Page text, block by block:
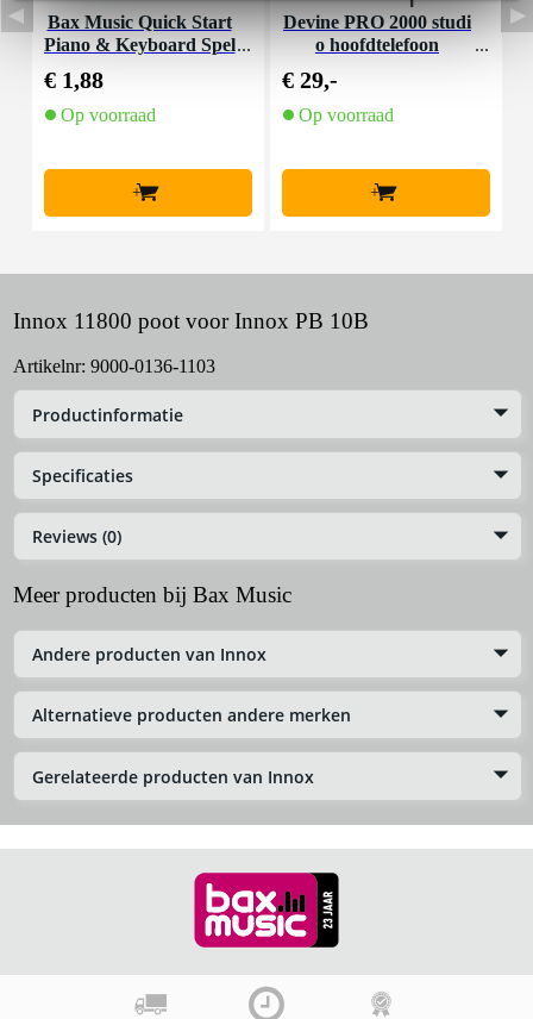
Bax Music Quick Start
Piano & Keyboard Spel
€ 1,88
Op voorraad
+
Devine PRO 2000 studi
o hoofdtelefoon
€ 29,-
Op voorraad
+
Innox 11800 poot voor Innox PB 10B
Artikelnr: 9000-0136-1103
Productinformatie
Specificaties
Reviews (0)
Meer producten bij Bax Music
Andere producten van Innox
Alternatieve producten andere merken
Gerelateerde producten van Innox